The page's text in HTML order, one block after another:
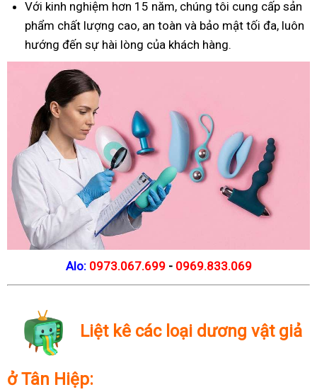
Với kinh nghiệm hơn 15 năm, chúng tôi cung cấp sản
phẩm chất lượng cao, an toàn và bảo mật tối đa, luôn
hướng đến sự hài lòng của khách hàng.
Alo: 0973.067.699 - 0969.833.069
Liệt kê các loại dương vật giả
ở Tân Hiệp: